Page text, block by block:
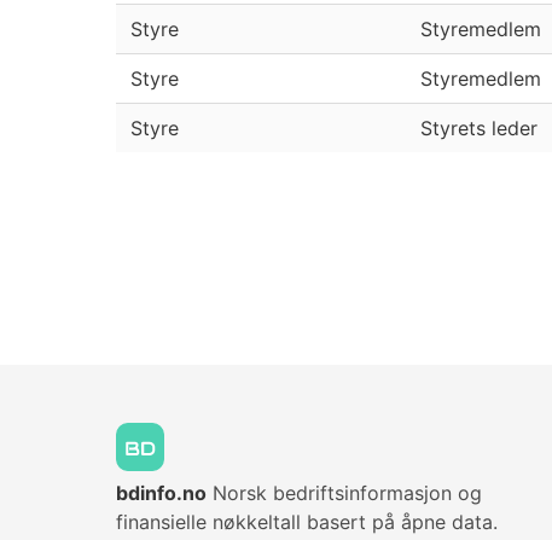
Styre Styremedlem
Styre Styremedlem
Styre Styrets leder
bdinfo.no Norsk bedriftsinformasjon og
finansielle nøkkeltall basert på åpne data.